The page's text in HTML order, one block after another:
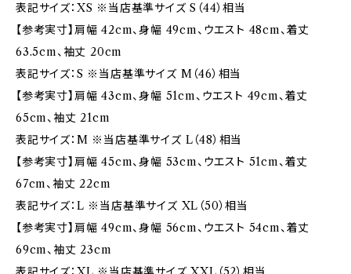
表記サイズ：XS ※当店基準サイズ S（44）相当
【参考実寸】肩幅 42cm、身幅 49cm、ウエスト 48cm、着丈
63.5cm、袖丈 20cm
表記サイズ：S ※当店基準サイズ M（46）相当
【参考実寸】肩幅 43cm、身幅 51cm、ウエスト 49cm、着丈
65cm、袖丈 21cm
表記サイズ：M ※当店基準サイズ L（48）相当
【参考実寸】肩幅 45cm、身幅 53cm、ウエスト 51cm、着丈
67cm、袖丈 22cm
表記サイズ：L ※当店基準サイズ XL（50）相当
【参考実寸】肩幅 49cm、身幅 56cm、ウエスト 54cm、着丈
69cm、袖丈 23cm